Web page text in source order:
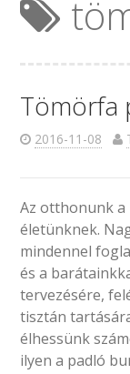
Tömörfa
2016-11-08
Az otthonunk a
életünknek.
mindennel
és a
tervezésére,
tisztán
élhessünk
ilyen a padló